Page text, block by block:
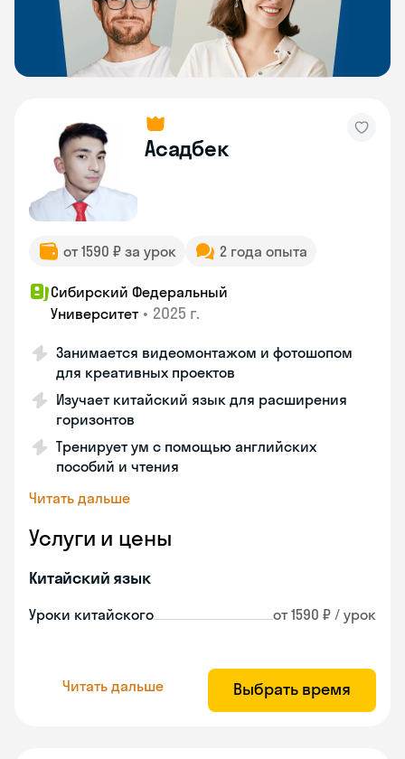
Асадбек
от 1590 ₽ за урок 2 года опыта
Сибирский Федеральный
Университет • 2025 г.
Занимается видеомонтажом и фотошопом
для креативных проектов
Изучает китайский язык для расширения
горизонтов
Тренирует ум с помощью английских
пособий и чтения
Читать дальше
Услуги и цены
Китайский язык
Уроки китайского от 1590 ₽ / урок
Читать дальше Выбрать время